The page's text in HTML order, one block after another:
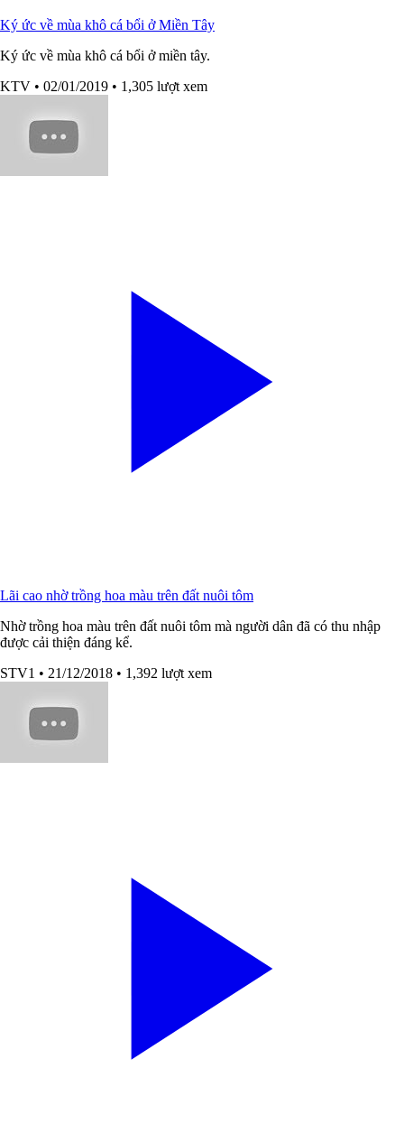
Ký ức về mùa khô cá bổi ở Miền Tây
Ký ức về mùa khô cá bổi ở miền tây.
KTV • 02/01/2019 • 1,305 lượt xem
Lãi cao nhờ trồng hoa màu trên đất nuôi tôm
Nhờ trồng hoa màu trên đất nuôi tôm mà người dân đã có thu nhập
được cải thiện đáng kể.
STV1 • 21/12/2018 • 1,392 lượt xem